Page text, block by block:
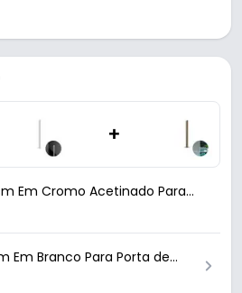
com acabamento acetinado,
no uso diário. A fixação é feita
3m.
+
Em Cromo Acetinado Para
Em Branco Para Porta de